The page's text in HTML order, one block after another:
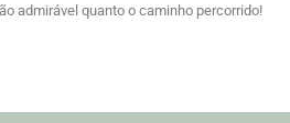
admirável quanto o caminho percorrido!